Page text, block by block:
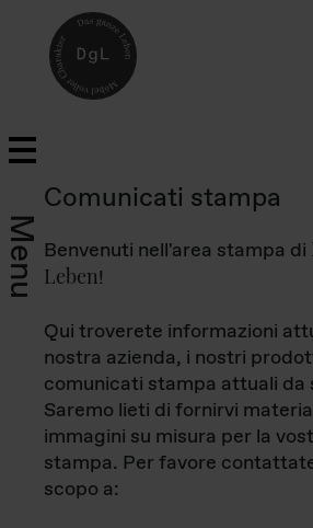
Menu
Comunicati stampa
Benvenuti nell'area stampa di
Leben!
Qui troverete informazioni
nostra azienda, i nostri
comunicati stampa attuali da
Saremo lieti di fornirvi
immagini su misura per la
stampa. Per favore
scopo a: